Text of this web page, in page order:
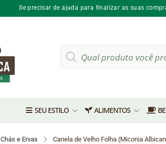
Se precisar de ajuda para finalizar as suas
produtos
SEU ESTILO ALIMENTOS
Chás e Ervas Canela de Velho Folha (Miconia